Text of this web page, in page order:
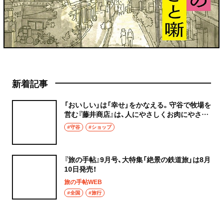
新着記事
「おいしい」は「幸せ」をかなえる。守谷で牧場を
営む『藤井商店』は、人にやさしくお肉にやさし
く#守谷 #ショップ
『旅の手帖』9月号、大特集「絶景の鉄道旅」は8月
10日発売！
旅の手帖WEB
#全国 #旅行